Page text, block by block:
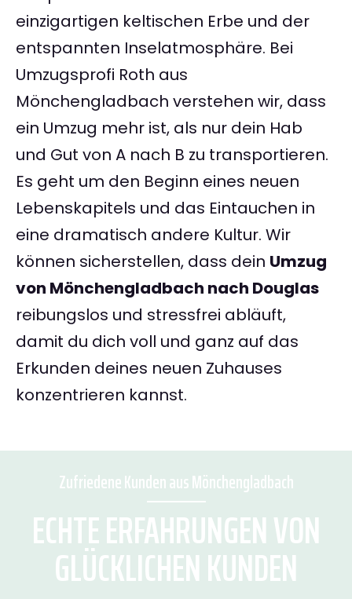
einzigartigen keltischen Erbe und der
entspannten Inselatmosphäre. Bei
Umzugsprofi Roth aus
Mönchengladbach verstehen wir, dass
ein Umzug mehr ist, als nur dein Hab
und Gut von A nach B zu transportieren.
Es geht um den Beginn eines neuen
Lebenskapitels und das Eintauchen in
eine dramatisch andere Kultur. Wir
können sicherstellen, dass dein Umzug
von Mönchengladbach nach Douglas
reibungslos und stressfrei abläuft,
damit du dich voll und ganz auf das
Erkunden deines neuen Zuhauses
konzentrieren kannst.
Zufriedene Kunden aus Mönchengladbach
ECHTE ERFAHRUNGEN VON
GLÜCKLICHEN KUNDEN